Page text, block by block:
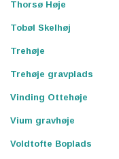
Thorsø Høje
Tobøl Skelhøj
Trehøje
Trehøje gravplads
Vinding Ottehøje
Vium gravhøje
Voldtofte Boplads